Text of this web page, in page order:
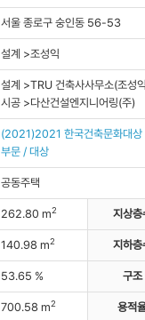
서울 종로구 숭인동 56-53
설계 >조성익
설계 >TRU 건축사사무소(조성
시공 >다산건설엔지니어링(주)
(2021)2021 한국건축문화대상
부문 / 대상
공동주택
262.80 m2 지상층
140.98 m2 지하층
53.65 % 구조
700.58 m2 용적